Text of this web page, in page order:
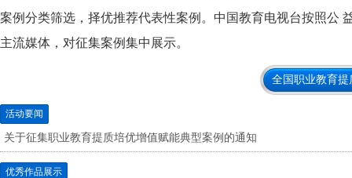
案例分类筛选，择优推荐代表性案例。中国教育电视台按照公
主流媒体，对征集案例集中展示。
全国职业教育
活动要闻
关于征集职业教育提质培优增值赋能典型案例的通知
优秀作品展示